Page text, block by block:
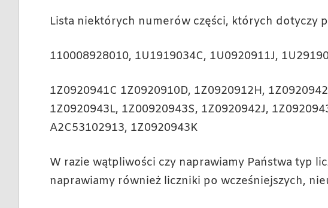
Lista niektórych numerów części, których dotyczy
110008928010, 1U1919034C, 1U0920911J,
1Z0920941C 1Z0920910D, 1Z0920912H,
1Z0920943L, 1Z00920943S, 1Z0920942J,
A2C53102913, 1Z0920943K
W razie wątpliwości czy naprawiamy Państwa typ
naprawiamy również liczniki po wcześniejszych,